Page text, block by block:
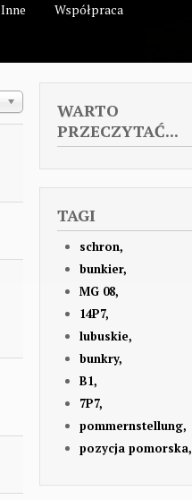
Inne Współpraca
WARTO
PRZECZYTAĆ...
TAGI
schron,
bunkier,
MG 08,
14P7,
lubuskie,
bunkry,
B1,
7P7,
pommernstellung,
pozycja pomorska,